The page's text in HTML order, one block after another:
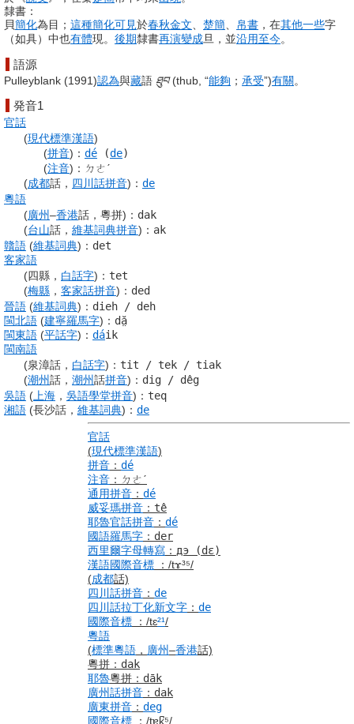
隸書：
貝簡化為目 ； 這種簡化可見於春秋金文 楚簡 帛書 ，在其他一些字
（如具）中也有體現。 後期隸書再演變成旦 ，並沿用至今。
語源
Pulleyblank (1991)認為與藏語 ཐུབ (thub “能夠 ； 承受”)有關。
発音1
官話
(現代標準漢語)
(拼音) ： dé (de)
(注音) ： ㄉㄜˊ
(成都話， 四川話拼音) ： de
粵語
(廣州–香港話，粵拼) ： dak
(台山話， 維基詞典拼音) ： ak
贛語 (維基詞典) ： det
客家語
(四縣， 白話字) ： tet
(梅縣 ， 客家話拼音) ： ded
晉語 (維基詞典) ： dieh / deh
閩北語 (建寧羅馬字) ： dă̤
閩東語 (平話字) ： dáik
閩南語
(泉漳話， 白話字) ： tit / tek / tiak
(潮州話， 潮州話拼音) ： dig / dêg
吳語 ( 上海 ， 吳語學堂拼音) ： teq
湘語 (長沙話， 維基詞典) ： de
官話
(現代標準漢語)
拼音 ： dé
注音 ： ㄉㄜˊ
通用拼音 ： dé
威妥瑪拼音 ： tê
耶魯官話拼音 ： dé
國語羅馬字 ： der
西里爾字母轉寫 ： дэ
(dɛ)
漢語國際音標 ： /tɤ³⁵/
(成都話)
四川話拼音 ： de
四川話拉丁化新文字 ： de
國際音標
： /tɛ²¹/
粵語
(標準粵語 ， 廣州–香港話)
粵拼 ： dak
耶魯粵拼 ： dāk
廣州話拼音 ： dak
廣東拼音 ： deg
國際音標
： /tɐk̚⁵/